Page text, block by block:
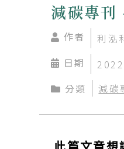
減碳專刊
作者
利泓
日期
分類
減碳